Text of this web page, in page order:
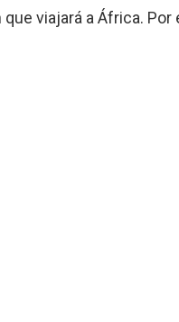
viajará a África.